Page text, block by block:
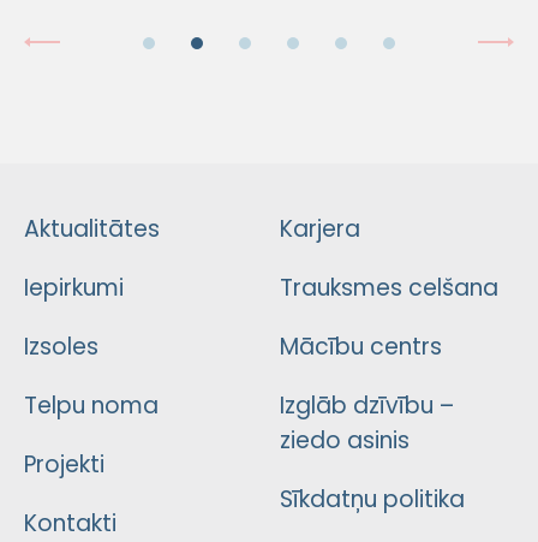
Aktualitātes
Iepirkumi
Izsoles
Telpu noma
Projekti
Kontakti
Karjera
Trauksmes celšana
Mācību centrs
Izglāb dzīvību –
ziedo asinis
Sīkdatņu politika